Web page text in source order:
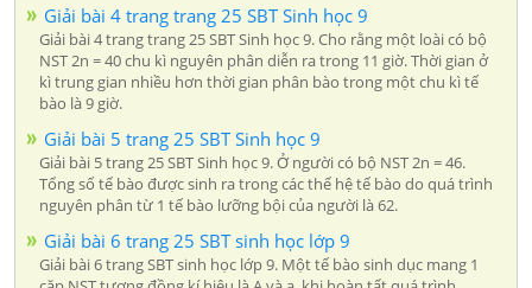
Giải bài 4 trang trang 25 SBT Sinh học 9
Giải bài 4 trang trang 25 SBT Sinh học 9. Cho rằng một loài có bộ
NST 2n = 40 chu kì nguyên phân diễn ra trong 11 giờ. Thời gian ở
kì trung gian nhiều hơn thời gian phân bào trong một chu kì tế
bào là 9 giờ.
Giải bài 5 trang 25 SBT Sinh học 9
Giải bài 5 trang 25 SBT Sinh học 9. Ở người có bộ NST 2n = 46.
Tổng số tế bào được sinh ra trong các thế hệ tế bào do quá trình
nguyên phân từ 1 tế bào lưỡng bội của người là 62.
Giải bài 6 trang 25 SBT sinh học lớp 9
Giải bài 6 trang SBT sinh học lớp 9. Một tế bào sinh dục mang 1